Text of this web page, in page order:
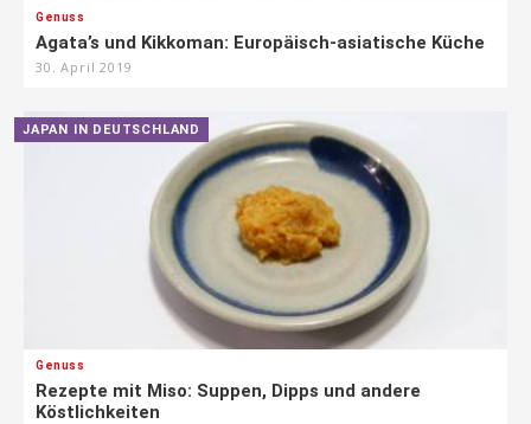
Genuss
Agata’s und Kikkoman: Europäisch-asiatische Küche
30. April 2019
JAPAN IN DEUTSCHLAND
Genuss
Rezepte mit Miso: Suppen, Dipps und andere
Köstlichkeiten